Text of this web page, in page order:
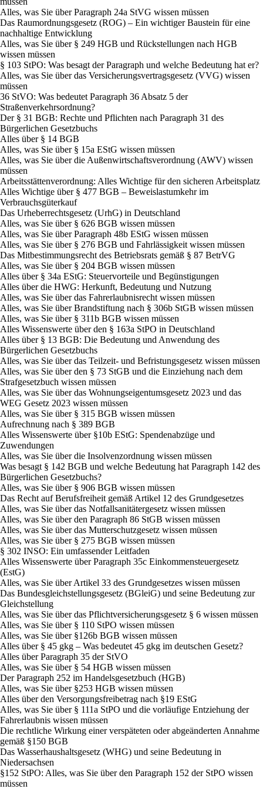
Alles, was Sie über Paragraph 24a StVG wissen müssen
Das Raumordnungsgesetz (ROG) – Ein wichtiger Baustein für eine
nachhaltige Entwicklung
Alles, was Sie über § 249 HGB und Rückstellungen nach HGB
wissen müssen
§ 103 StPO: Was besagt der Paragraph und welche Bedeutung hat er?
Alles, was Sie über das Versicherungsvertragsgesetz (VVG) wissen
müssen
36 StVO: Was bedeutet Paragraph 36 Absatz 5 der
Straßenverkehrsordnung?
Der § 31 BGB: Rechte und Pflichten nach Paragraph 31 des
Bürgerlichen Gesetzbuchs
Alles über § 14 BGB
Alles, was Sie über § 15a EStG wissen müssen
Alles, was Sie über die Außenwirtschaftsverordnung (AWV) wissen
müssen
Arbeitsstättenverordnung: Alles Wichtige für den sicheren Arbeitsplatz
Alles Wichtige über § 477 BGB – Beweislastumkehr im
Verbrauchsgüterkauf
Das Urheberrechtsgesetz (UrhG) in Deutschland
Alles, was Sie über § 626 BGB wissen müssen
Alles, was Sie über Paragraph 48b EStG wissen müssen
Alles, was Sie über § 276 BGB und Fahrlässigkeit wissen müssen
Das Mitbestimmungsrecht des Betriebsrats gemäß § 87 BetrVG
Alles, was Sie über § 204 BGB wissen müssen
Alles über § 34a EStG: Steuervorteile und Begünstigungen
Alles über die HWG: Herkunft, Bedeutung und Nutzung
Alles, was Sie über das Fahrerlaubnisrecht wissen müssen
Alles, was Sie über Brandstiftung nach § 306b StGB wissen müssen
Alles, was Sie über § 311b BGB wissen müssen
Alles Wissenswerte über den § 163a StPO in Deutschland
Alles über § 13 BGB: Die Bedeutung und Anwendung des
Bürgerlichen Gesetzbuchs
Alles, was Sie über das Teilzeit- und Befristungsgesetz wissen müssen
Alles, was Sie über den § 73 StGB und die Einziehung nach dem
Strafgesetzbuch wissen müssen
Alles, was Sie über das Wohnungseigentumsgesetz 2023 und das
WEG Gesetz 2023 wissen müssen
Alles, was Sie über § 315 BGB wissen müssen
Aufrechnung nach § 389 BGB
Alles Wissenswerte über §10b EStG: Spendenabzüge und
Zuwendungen
Alles, was Sie über die Insolvenzordnung wissen müssen
Was besagt § 142 BGB und welche Bedeutung hat Paragraph 142 des
Bürgerlichen Gesetzbuchs?
Alles, was Sie über § 906 BGB wissen müssen
Das Recht auf Berufsfreiheit gemäß Artikel 12 des Grundgesetzes
Alles, was Sie über das Notfallsanitätergesetz wissen müssen
Alles, was Sie über den Paragraph 86 StGB wissen müssen
Alles, was Sie über das Mutterschutzgesetz wissen müssen
Alles, was Sie über § 275 BGB wissen müssen
§ 302 INSO: Ein umfassender Leitfaden
Alles Wissenswerte über Paragraph 35c Einkommensteuergesetz
(EstG)
Alles, was Sie über Artikel 33 des Grundgesetzes wissen müssen
Das Bundesgleichstellungsgesetz (BGleiG) und seine Bedeutung zur
Gleichstellung
Alles, was Sie über das Pflichtversicherungsgesetz § 6 wissen müssen
Alles, was Sie über § 110 StPO wissen müssen
Alles, was Sie über §126b BGB wissen müssen
Alles über § 45 gkg – Was bedeutet 45 gkg im deutschen Gesetz?
Alles über Paragraph 35 der StVO
Alles, was Sie über § 54 HGB wissen müssen
Der Paragraph 252 im Handelsgesetzbuch (HGB)
Alles, was Sie über §253 HGB wissen müssen
Alles über den Versorgungsfreibetrag nach §19 EStG
Alles, was Sie über § 111a StPO und die vorläufige Entziehung der
Fahrerlaubnis wissen müssen
Die rechtliche Wirkung einer verspäteten oder abgeänderten Annahme
gemäß §150 BGB
Das Wasserhaushaltsgesetz (WHG) und seine Bedeutung in
Niedersachsen
§152 StPO: Alles, was Sie über den Paragraph 152 der StPO wissen
müssen